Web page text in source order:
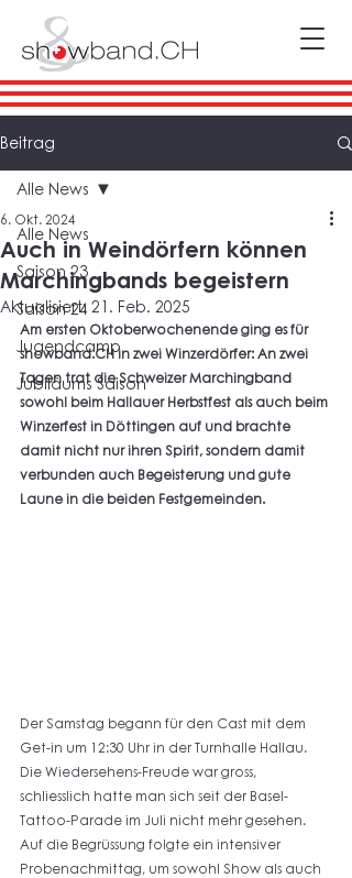
Beitrag
Alle News
Saison 23
Saison 24
Jugendcamp
Jubiläums Saison
Alle News
Auch in Weindörfern können
Marchingbands begeistern
6. Okt. 2024
Aktualisiert: 21. Feb. 2025
Am ersten Oktoberwochenende ging es für
showband.CH in zwei Winzerdörfer: An zwei
Tagen trat die Schweizer Marchingband
sowohl beim Hallauer Herbstfest als auch beim
Winzerfest in Döttingen auf und brachte
damit nicht nur ihren Spirit, sondern damit
verbunden auch Begeisterung und gute
Laune in die beiden Festgemeinden.
Der Samstag begann für den Cast mit dem
Get-in um 12:30 Uhr in der Turnhalle Hallau.
Die Wiedersehens-Freude war gross,
schliesslich hatte man sich seit der Basel-
Tattoo-Parade im Juli nicht mehr gesehen.
Auf die Begrüssung folgte ein intensiver
Probenachmittag, um sowohl Show als auch